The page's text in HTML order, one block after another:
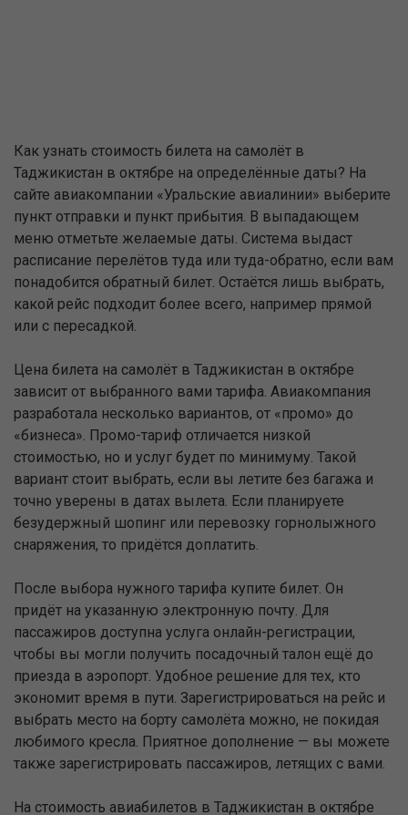
Как узнать стоимость билета на самолёт в
Таджикистан в октябре на определённые даты? На
сайте авиакомпании «Уральские авиалинии» выберите
пункт отправки и пункт прибытия. В выпадающем
меню отметьте желаемые даты. Система выдаст
расписание перелётов туда или туда-обратно, если вам
понадобится обратный билет. Остаётся лишь выбрать,
какой рейс подходит более всего, например прямой
или с пересадкой.
Цена билета на самолёт в Таджикистан в октябре
зависит от выбранного вами тарифа. Авиакомпания
разработала несколько вариантов, от «промо» до
«бизнеса». Промо-тариф отличается низкой
стоимостью, но и услуг будет по минимуму. Такой
вариант стоит выбрать, если вы летите без багажа и
точно уверены в датах вылета. Если планируете
безудержный шопинг или перевозку горнолыжного
снаряжения, то придётся доплатить.
После выбора нужного тарифа купите билет. Он
придёт на указанную электронную почту. Для
пассажиров доступна услуга онлайн-регистрации,
чтобы вы могли получить посадочный талон ещё до
приезда в аэропорт. Удобное решение для тех, кто
экономит время в пути. Зарегистрироваться на рейс и
выбрать место на борту самолёта можно, не покидая
любимого кресла. Приятное дополнение — вы можете
также зарегистрировать пассажиров, летящих с вами.
На стоимость авиабилетов в Таджикистан в октябре